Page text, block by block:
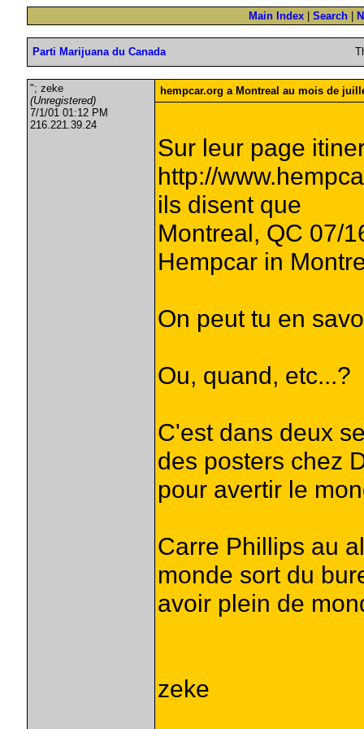
Main Index Search
Parti Marijuana du Canada
"; zeke
(Unregistered)
7/1/01 01:12 PM
216.221.39.24
hempcar.org a Montreal au mois de
Sur leur page
http://
ils disent que
Montreal, QC 07/
Hempcar in
On peut tu en
Ou, quand, etc...?
C'est dans deux
des posters chez
pour avertir le
Carre Phillips au
monde sort du
avoir plein de
zeke